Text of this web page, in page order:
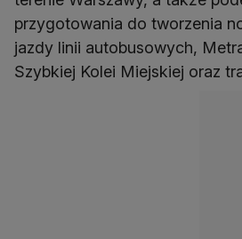
przygotowania do tworzenia
jazdy linii autobusowych,
Szybkiej Kolei Miejskiej oraz